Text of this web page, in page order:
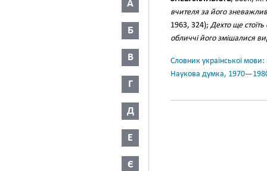
А
Б
В
Г
Д
Е
Є
вчителя за його
1963, 324);Дехто ще
обличчі його змішалися
Словник української
Наукова думка,